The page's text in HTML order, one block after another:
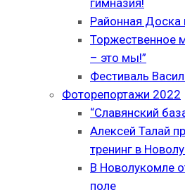
гимназия!
Районная Доска
Торжественное
– это мы!”
Фестиваль
Фоторепортажи 2022
“Славянский
Алексей Талай
тренинг в
В Новолукомле
поле